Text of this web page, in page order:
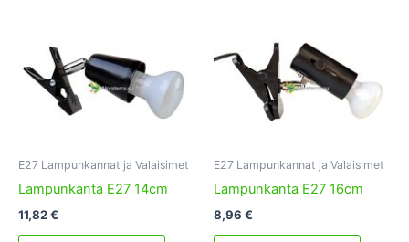
E27 Lampunkannat ja Valaisimet
Lampunkanta E27 14cm
11,82€
E27 Lampunkannat ja Valaisimet
Lampunkanta E27 16cm
8,96 €